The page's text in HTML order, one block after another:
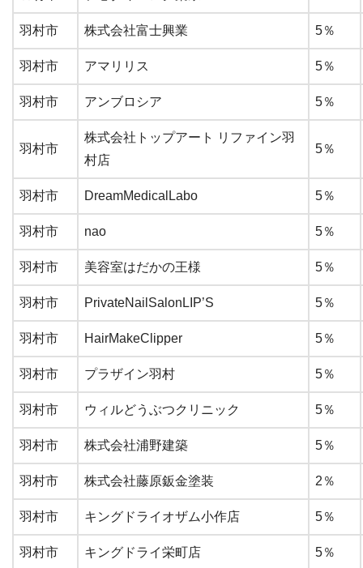
羽村市 株式会社富士興業 5％
羽村市 アマリリス 5％
羽村市 アンブロシア 5％
羽村市
株式会社トップアート リファイン羽
村店
5％
羽村市 DreamMedicalLabo 5％
羽村市 nao 5％
羽村市 美容室はだかの王様 5％
羽村市 PrivateNailSalonLIP’S 5％
羽村市 HairMakeClipper 5％
羽村市 プラザイン羽村 5％
羽村市 ウィルどうぶつクリニック 5％
羽村市 株式会社浦野建築 5％
羽村市 株式会社藤原鈑金塗装 2％
羽村市 キングドライオザム小作店 5％
羽村市 キングドライ栄町店 5％